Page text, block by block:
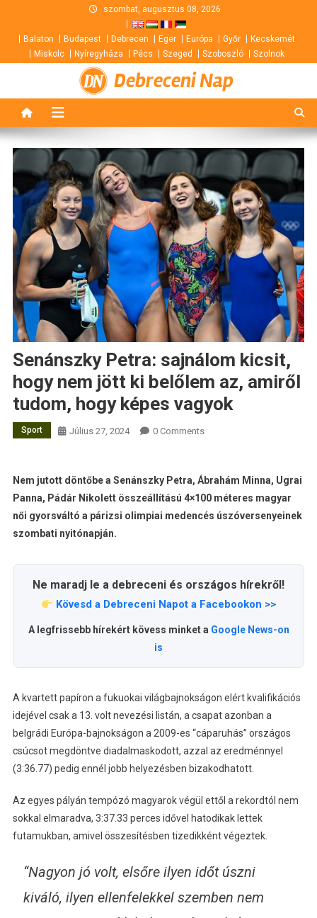
content
szombat, augusztus 08, 2026
Balaton Budapest Debrecen Eger Európa Győr
Kecskemét
Miskolc
Nyíregyháza Pécs Szeged Szoboszló Szolnok
Debreceni Nap
Senánszky Petra: sajnálom kicsit,
hogy nem jött ki belőlem az, amiről
tudom, hogy képes vagyok
Sport Július 27, 2024 0 Comments
Nem jutott döntőbe a Senánszky Petra, Ábrahám Minna, Ugrai
Panna, Pádár Nikolett összeállítású 4×100 méteres magyar
női gyorsváltó a párizsi olimpiai medencés úszóversenyeinek
szombati nyitónapján.
Ne maradj le a debreceni és országos hírekről!
Kövesd a Debreceni Napot a Facebookon >>
A legfrissebb hírekért kövess minket a Google News-on
is
A kvartett papíron a fukuokai világbajnokságon elért kvalifikációs
idejével csak a 13. volt nevezési listán, a csapat azonban a
belgrádi Európa-bajnokságon a 2009-es “cáparuhás” országos
csúcsot megdöntve diadalmaskodott, azzal az eredménnyel
(3:36.77) pedig ennél jobb helyezésben bizakodhatott.
Az egyes pályán tempózó magyarok végül ettől a rekordtól nem
sokkal elmaradva, 3:37.33 perces idővel hatodikak lettek
futamukban, amivel összesítésben tizedikként végeztek.
“Nagyon jó volt, elsőre ilyen időt úszni
kiváló, ilyen ellenfelekkel szemben nem